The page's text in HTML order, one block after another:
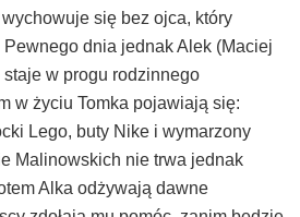
się bez ojca, który
Pewnego dnia jednak Alek (Maciej
w progu rodzinnego
w życiu Tomka pojawiają się:
Lego, buty Nike i wymarzony
Malinowskich nie trwa jednak
Alka odżywają dawne